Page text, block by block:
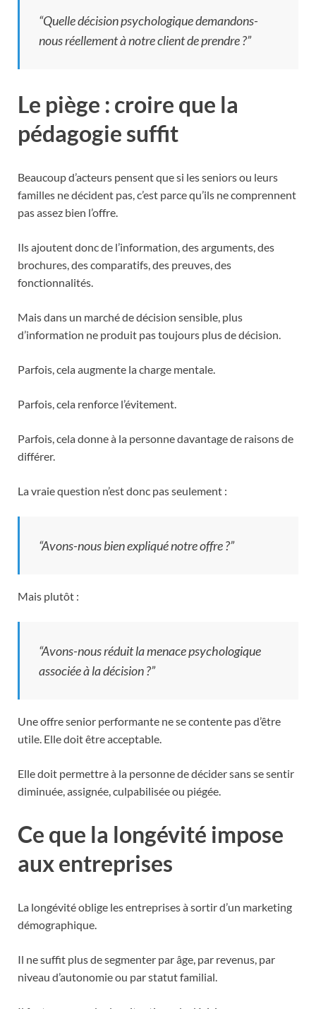
“Quelle décision psychologique demandons-
nous réellement à notre client de prendre ?”
Le piège : croire que la
pédagogie suffit
Beaucoup d’acteurs pensent que si les seniors ou leurs
familles ne décident pas, c’est parce qu’ils ne comprennent
pas assez bien l’offre.
Ils ajoutent donc de l’information, des arguments, des
brochures, des comparatifs, des preuves, des
fonctionnalités.
Mais dans un marché de décision sensible, plus
d’information ne produit pas toujours plus de décision.
Parfois, cela augmente la charge mentale.
Parfois, cela renforce l’évitement.
Parfois, cela donne à la personne davantage de raisons de
différer.
La vraie question n’est donc pas seulement :
“Avons-nous bien expliqué notre offre ?”
Mais plutôt :
“Avons-nous réduit la menace psychologique
associée à la décision ?”
Une offre senior performante ne se contente pas d’être
utile. Elle doit être acceptable.
Elle doit permettre à la personne de décider sans se sentir
diminuée, assignée, culpabilisée ou piégée.
Ce que la longévité impose
aux entreprises
La longévité oblige les entreprises à sortir d’un marketing
démographique.
Il ne suffit plus de segmenter par âge, par revenus, par
niveau d’autonomie ou par statut familial.